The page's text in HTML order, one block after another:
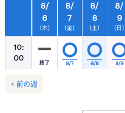
10:
00
8/
6
（木）
8/
7
（金）
8/
8
（土）
8/
9
（日）
終了 8/7 8/8 8/9
< 前の週